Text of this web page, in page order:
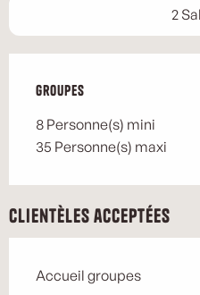
2
Groupes
Groupes
8 Personne(s) mini
35 Personne(s) maxi
Clientèles acceptées
Accueil groupes